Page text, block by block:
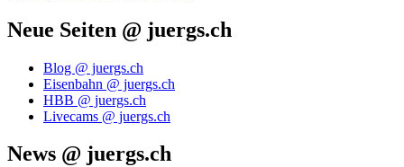
Neue Seiten @ juergs.ch
Blog @ juergs.ch
Eisenbahn @ juergs.ch
HBB @ juergs.ch
Livecams @ juergs.ch
News @ juergs.ch